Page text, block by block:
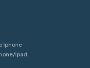
Iphone
Ipad